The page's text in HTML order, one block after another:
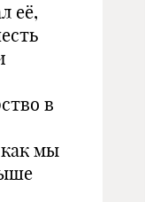
её,
в
мы